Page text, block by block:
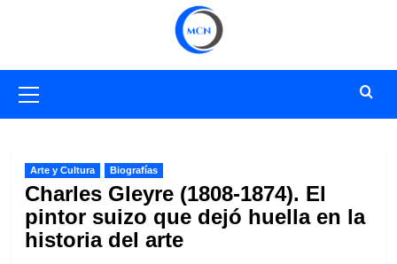
primario
Arte y Cultura Biografías
Charles Gleyre (1808-1874). El
pintor suizo que dejó huella en la
historia del arte